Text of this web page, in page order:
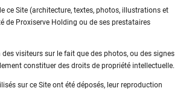
ce Site (architecture, textes, photos, illustrations et
de Proxiserve Holding ou de ses prestataires
visiteurs sur le fait que des photos, ou des signes
constituer des droits de propriété intellectuelle.
sur ce Site ont été déposés, leur reproduction